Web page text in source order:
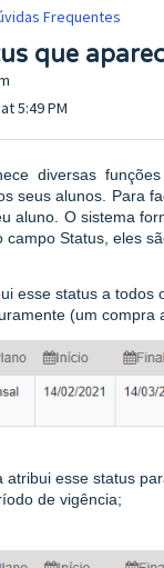
Frequentes
que
5:49 PM
diversas
seus alunos. Para
aluno. O sistema
Status, eles
esse status a todos
(um compra
atribui esse status
de vigência;